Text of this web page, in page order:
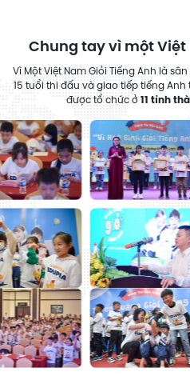
Chung tay vì một Việt
Vì Một Việt Nam Giỏi Tiếng Anh là
15 tuổi thi đấu và giao tiếp tiếng
được tổ chức ở11 tỉnh